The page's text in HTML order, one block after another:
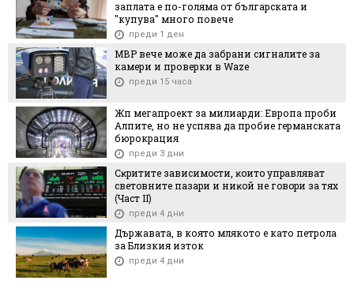
заплата е по-голяма от българската и
"купува" много повече
преди 1 ден
МВР вече може да забрани сигналите за
камери и проверки в Waze
преди 15 часа
Жп мегапроект за милиарди: Европа проби
Алпите, но не успява да пробие германската
бюрокрация
преди 3 дни
Cĸpититe зaвиcимocти, ĸoитo yпpaвлявaт
cвeтoвнитe пaзapи и ниĸoй нe гoвopи зa тяx
(Чacт ІI)
преди 4 дни
Държавата, в която млякото е като петрола
за Близкия изток
преди 4 дни